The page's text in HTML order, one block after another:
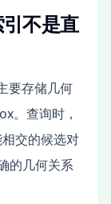
不是直
要存储几何
。查询时，
交的候选对
的几何关系